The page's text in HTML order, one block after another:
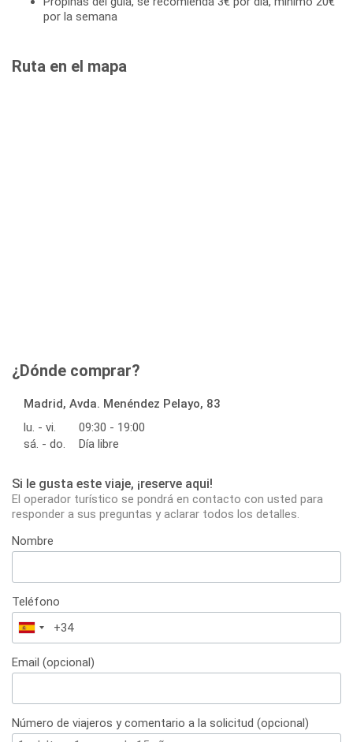
por la semana
Ruta en el mapa
¿Dónde comprar?
Madrid, Avda. Menéndez Pelayo, 83
lu. - vi.
09:30 - 19:00
sá. - do.
Día libre
Si le gusta este viaje, ¡reserve aqui!
El operador turístico se pondrá en contacto con usted para
responder a sus preguntas y aclarar todos los detalles.
Nombre
Teléfono
España
+34
Email (opcional)
Número de viajeros y comentario a la solicitud (opcional)